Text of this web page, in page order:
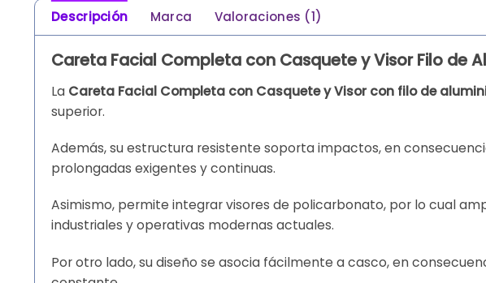
Descripción Marca Valoraciones (1)
Careta Facial Completa con Casquete y Visor Filo de
La Careta Facial Completa con Casquete y Visor con filo de
superior.
Además, su estructura resistente soporta impactos, en
prolongadas exigentes y continuas.
Asimismo, permite integrar visores de policarbonato, por lo cual
industriales y operativas modernas actuales.
Por otro lado, su diseño se asocia fácilmente a casco, en